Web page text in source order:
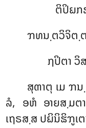
ຕິປິຏ
ຠທນ຺ຕວິຈິຕ຺ຕ
ຐປິຕາ
ສຸຓາຕຸ ເມ ຠ
ລໍ, ອຫໍ ອາຍສ຺ມຕ
ເຖຣສ຺ສ ປຏິນິຘິຠູເ